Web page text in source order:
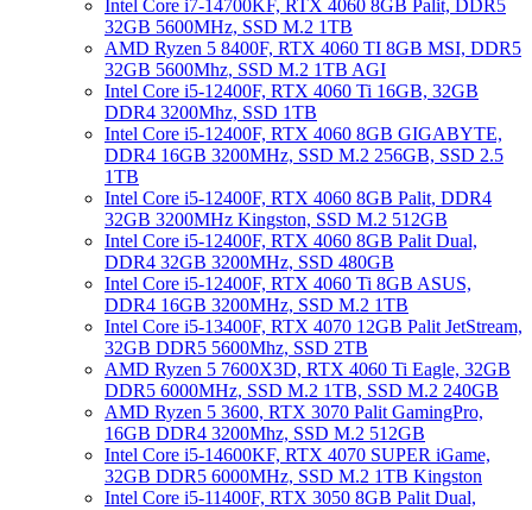
Intel Core i7-14700KF, RTX 4060 8GB Palit, DDR5
32GB 5600MHz, SSD M.2 1TB
AMD Ryzen 5 8400F, RTX 4060 TI 8GB MSI, DDR5
32GB 5600Mhz, SSD M.2 1TB AGI
Intel Core i5-12400F, RTX 4060 Ti 16GB, 32GB
DDR4 3200Mhz, SSD 1TB
Intel Core i5-12400F, RTX 4060 8GB GIGABYTE,
DDR4 16GB 3200MHz, SSD M.2 256GB, SSD 2.5
1TB
Intel Core i5-12400F, RTX 4060 8GB Palit, DDR4
32GB 3200MHz Kingston, SSD M.2 512GB
Intel Core i5-12400F, RTX 4060 8GB Palit Dual,
DDR4 32GB 3200MHz, SSD 480GB
Intel Core i5-12400F, RTX 4060 Ti 8GB ASUS,
DDR4 16GB 3200MHz, SSD M.2 1TB
Intel Core i5-13400F, RTX 4070 12GB Palit JetStream,
32GB DDR5 5600Mhz, SSD 2TB
AMD Ryzen 5 7600X3D, RTX 4060 Ti Eagle, 32GB
DDR5 6000MHz, SSD M.2 1TB, SSD M.2 240GB
AMD Ryzen 5 3600, RTX 3070 Palit GamingPro,
16GB DDR4 3200Mhz, SSD M.2 512GB
Intel Core i5-14600KF, RTX 4070 SUPER iGame,
32GB DDR5 6000MHz, SSD M.2 1TB Kingston
Intel Core i5-11400F, RTX 3050 8GB Palit Dual,